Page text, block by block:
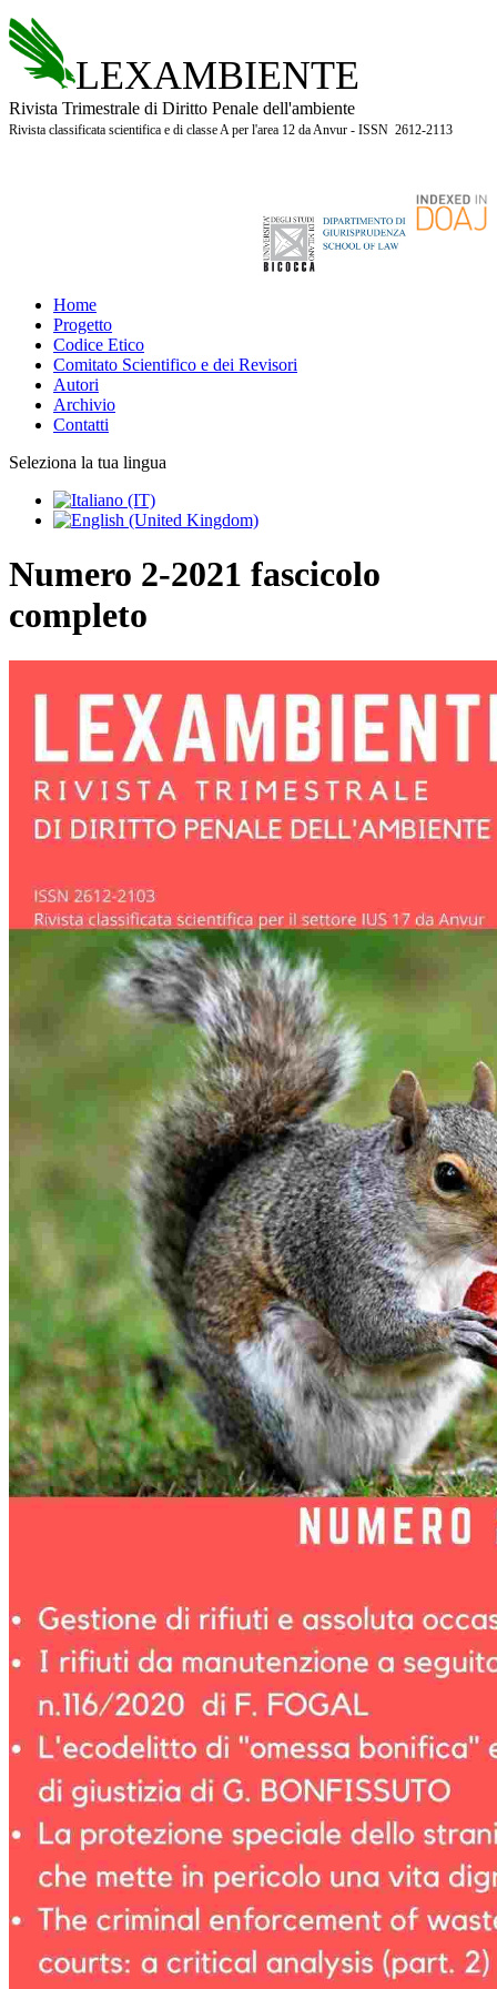
LEXAMBIENTE
Rivista Trimestrale di Diritto Penale dell'ambiente
Rivista classificata scientifica e di classe A per l'area 12 da Anvur - ISSN 2612-2113
Home
Progetto
Codice Etico
Comitato Scientifico e dei Revisori
Autori
Archivio
Contatti
Seleziona la tua lingua
Numero 2-2021 fascicolo
completo